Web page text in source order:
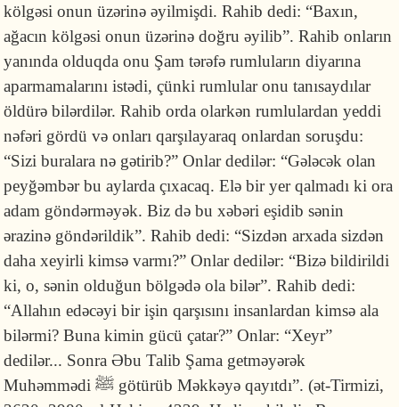
kölgəsi onun üzərinə əyilmişdi. Rahib dedi: “Baxın,
ağacın kölgəsi onun üzərinə doğru əyilib”. Rahib onların
yanında olduqda onu Şam tərəfə rumluların diyarına
aparmamalarını istədi, çünki rumlular onu tanısaydılar
öldürə bilərdilər. Rahib orda olarkən rumlulardan yeddi
nəfəri gördü və onları qarşılayaraq onlardan soruşdu:
“Sizi buralara nə gətirib?” Onlar dedilər: “Gələcək olan
peyğəmbər bu aylarda çıxacaq. Elə bir yer qalmadı ki ora
adam göndərməyək. Biz də bu xəbəri eşidib sənin
ərazinə göndərildik”. Rahib dedi: “Sizdən arxada sizdən
daha xeyirli kimsə varmı?” Onlar dedilər: “Bizə bildirildi
ki, o, sənin olduğun bölgədə ola bilər”. Rahib dedi:
“Allahın edəcəyi bir işin qarşısını insanlardan kimsə ala
bilərmi? Buna kimin gücü çatar?” Onlar: “Xeyr”
dedilər... Sonra Əbu Talib Şama getməyərək
Muhəmmədi ﷺ götürüb Məkkəyə qayıtdı”. (ət-Tirmizi,